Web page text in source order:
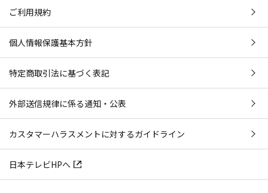
ご利用規約
個人情報保護基本方針
特定商取引法に基づく表記
外部送信規律に係る通知・公表
カスタマーハラスメントに対するガイドライン
日本テレビHPへ